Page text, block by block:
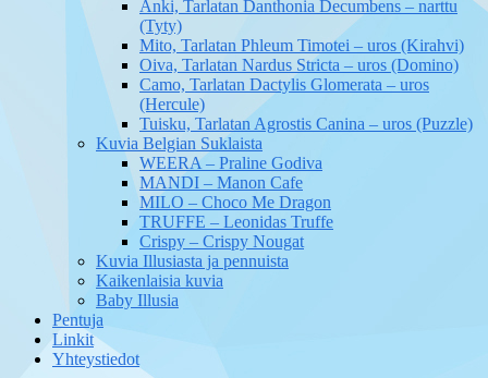
Anki, Tarlatan Danthonia Decumbens – narttu
(Tyty)
Mito, Tarlatan Phleum Timotei – uros (Kirahvi)
Oiva, Tarlatan Nardus Stricta – uros (Domino)
Camo, Tarlatan Dactylis Glomerata – uros
(Hercule)
Tuisku, Tarlatan Agrostis Canina – uros (Puzzle)
Kuvia Belgian Suklaista
WEERA – Praline Godiva
MANDI – Manon Cafe
MILO – Choco Me Dragon
TRUFFE – Leonidas Truffe
Crispy – Crispy Nougat
Kuvia Illusiasta ja pennuista
Kaikenlaisia kuvia
Baby Illusia
Pentuja
Linkit
Yhteystiedot